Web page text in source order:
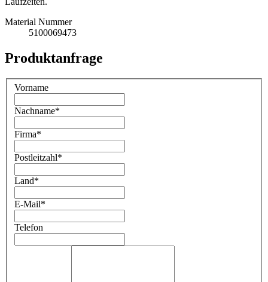
Material Nummer
5100069473
Produktanfrage
Vorname
Nachname*
Firma*
Postleitzahl*
Land*
E-Mail*
Telefon